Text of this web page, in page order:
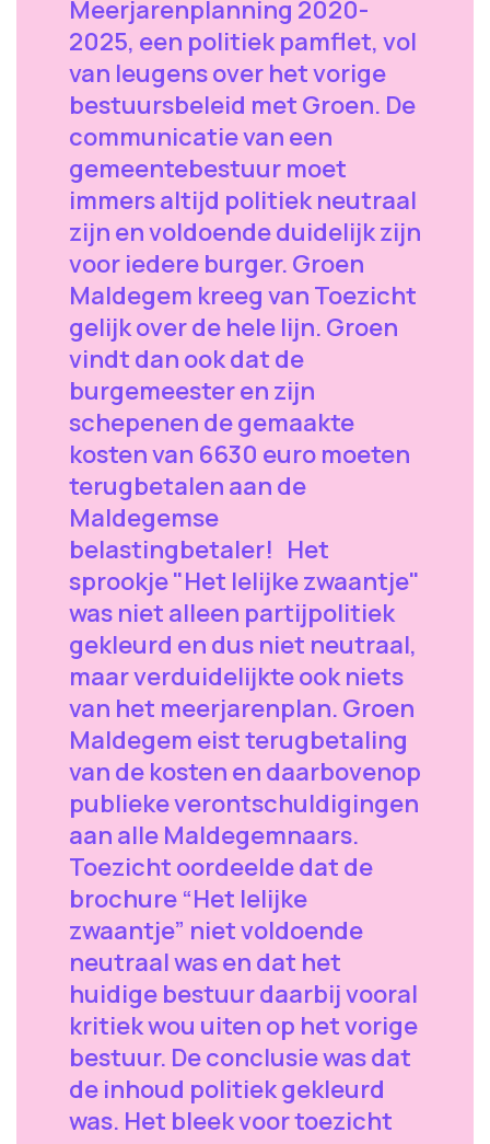
Meerjarenplanning 2020-
2025, een politiek pamflet, vol
van leugens over het vorige
bestuursbeleid met Groen. De
communicatie van een
gemeentebestuur moet
immers altijd politiek neutraal
zijn en voldoende duidelijk zijn
voor iedere burger. Groen
Maldegem kreeg van Toezicht
gelijk over de hele lijn. Groen
vindt dan ook dat de
burgemeester en zijn
schepenen de gemaakte
kosten van 6630 euro moeten
terugbetalen aan de
Maldegemse
belastingbetaler! Het
sprookje "Het lelijke zwaantje"
was niet alleen partijpolitiek
gekleurd en dus niet neutraal,
maar verduidelijkte ook niets
van het meerjarenplan. Groen
Maldegem eist terugbetaling
van de kosten en daarbovenop
publieke verontschuldigingen
aan alle Maldegemnaars.
Toezicht oordeelde dat de
brochure “Het lelijke
zwaantje” niet voldoende
neutraal was en dat het
huidige bestuur daarbij vooral
kritiek wou uiten op het vorige
bestuur. De conclusie was dat
de inhoud politiek gekleurd
was. Het bleek voor toezicht